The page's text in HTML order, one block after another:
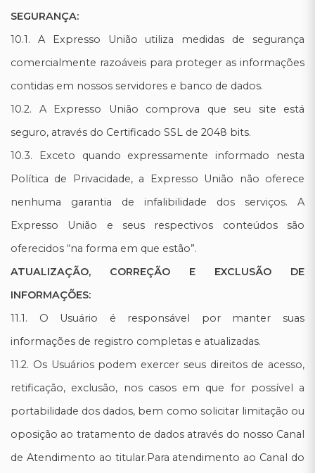
SEGURANÇA:
10.1. A Expresso União utiliza medidas de segurança
comercialmente razoáveis para proteger as informações
contidas em nossos servidores e banco de dados.
10.2. A Expresso União comprova que seu site está
seguro, através do Certificado SSL de 2048 bits.
10.3. Exceto quando expressamente informado nesta
Política de Privacidade, a Expresso União não oferece
nenhuma garantia de infalibilidade dos serviços. A
Expresso União e seus respectivos conteúdos são
oferecidos “na forma em que estão”.
ATUALIZAÇÃO, CORREÇÃO E EXCLUSÃO DE
INFORMAÇÕES:
11.1. O Usuário é responsável por manter suas
informações de registro completas e atualizadas.
11.2. Os Usuários podem exercer seus direitos de acesso,
retificação, exclusão, nos casos em que for possível a
portabilidade dos dados, bem como solicitar limitação ou
oposição ao tratamento de dados através do nosso Canal
de Atendimento ao titular.Para atendimento ao Canal do